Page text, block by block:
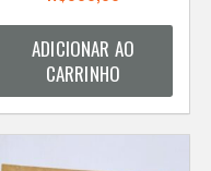
ADICIONAR AO
CARRINHO